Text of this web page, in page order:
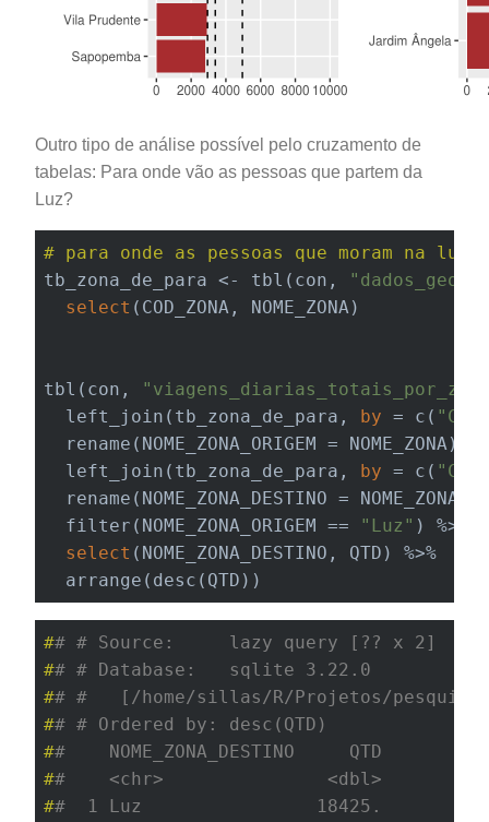
Outro tipo de análise possível pelo cruzamento de
tabelas: Para onde vão as pessoas que partem da
Luz?
# para onde as pessoas que moram na luz
tb_zona_de_para <- tbl(con,
select (COD_ZONA, NOME_ZONA)
tbl(con,
  left_join(tb_zona_de_para,
by = c(
rename(NOME_ZONA_ORIGEM = NOME_ZONA)
  left_join(tb_zona_de_para,
by = c(
rename(NOME_ZONA_DESTINO = NOME_ZONA)
  filter(NOME_ZONA_ORIGEM ==
"Luz" ) %>%
select (NOME_ZONA_DESTINO, QTD) %>%
  arrange(desc(QTD))
## # Source:     lazy query [?? x 2]
## # Database:   sqlite 3.22.0
## #   [/home/sillas/R/Projetos/
## # Ordered by: desc(QTD)
##    NOME_ZONA_DESTINO     QTD
##    <chr>               <dbl>
##  1 Luz                18425.